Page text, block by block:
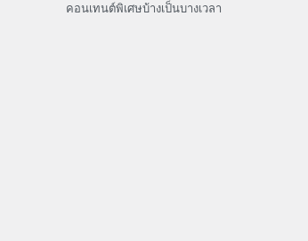
คอนเทนต์พิเศษบ้างเป็นบางเวลา